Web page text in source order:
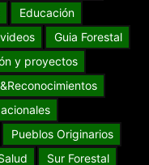
Educación
Guia Forestal
y proyectos
Pueblos Originarios
Sur Forestal